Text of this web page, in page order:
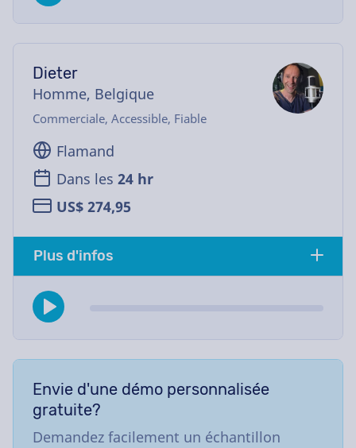
Dieter
Homme, Belgique
Commerciale, Accessible, Fiable
Flamand
Dans les 24 hr
US$ 274,95
Plus d'infos
Envie d'une démo personnalisée
gratuite?
Demandez facilement un échantillon